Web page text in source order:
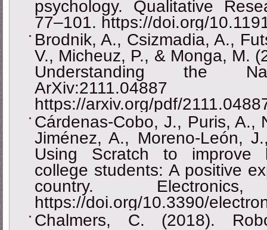
psychology. Qualitative
77–101. https://doi.org/
Brodnik, A., Csizmadia, A.,
V., Micheuz, P., & Monga, M.
Understanding the
https://arxiv.org/pdf/
Cárdenas-Cobo, J., Puris, A.,
Jiménez, A., Moreno-León,
Using Scratch to improve
college students: A positive
country.
https://doi.org/10.3390/
Chalmers, C. (2018).